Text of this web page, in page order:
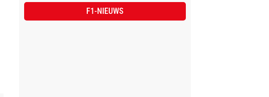
F1-NIEUWS